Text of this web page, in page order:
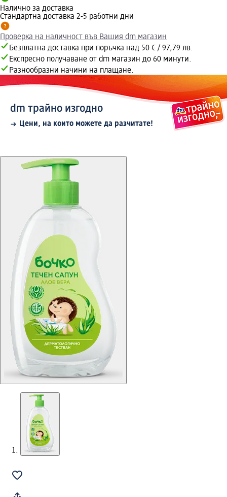
Налично за доставка
Стандартна доставка 2-5 работни дни
Проверка на наличност във Вашия dm магазин
Безплатна доставка при поръчка над 50 € / 97,79 лв.
Експресно получаване от dm магазин до 60 минути.
Разнообразни начини на плащане.
dm трайно изгодно
Цени, на които можете да разчитате!